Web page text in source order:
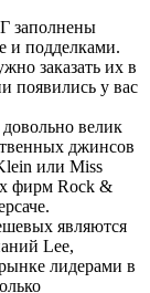
заполнены
и подделками.
заказать их в
появились у вас
велик
джинсов
или Miss
фирм Rock &
являются
Lee,
лидерами в